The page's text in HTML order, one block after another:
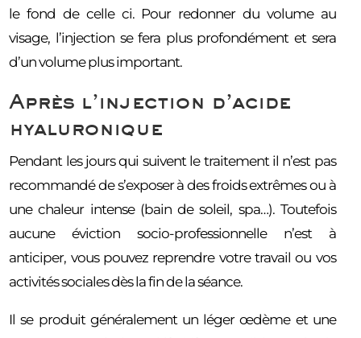
le fond de celle ci. Pour redonner du volume au
visage, l’injection se fera plus profondément et sera
d’un volume plus important.
Après l’injection d’acide
hyaluronique
Pendant les jours qui suivent le traitement il n’est pas
recommandé de s’exposer à des froids extrêmes ou à
une chaleur intense (bain de soleil, spa…). Toutefois
aucune éviction socio-professionnelle n’est à
anticiper, vous pouvez reprendre votre travail ou vos
activités sociales dès la fin de la séance.
Il se produit généralement un léger œdème et une